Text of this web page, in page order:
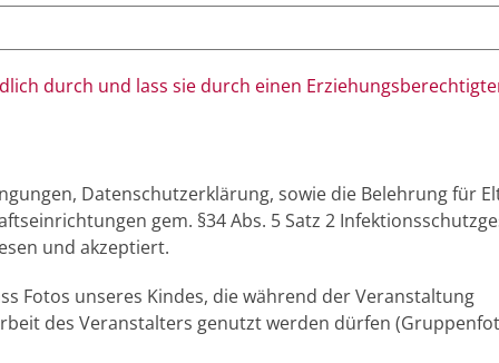
durch und lass sie durch einen
Datenschutzerklärung, sowie die Belehrung für
gem. §34 Abs. 5 Satz 2
und akzeptiert.
Fotos unseres Kindes, die während der Veranstaltung
des Veranstalters genutzt werden dürfen